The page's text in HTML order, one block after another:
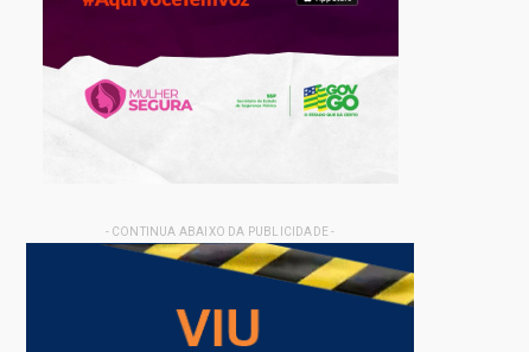
- CONTINUA ABAIXO DA PUBLICIDADE -